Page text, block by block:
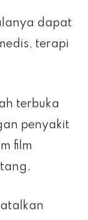
dapat
terapi
terbuka
penyakit
film